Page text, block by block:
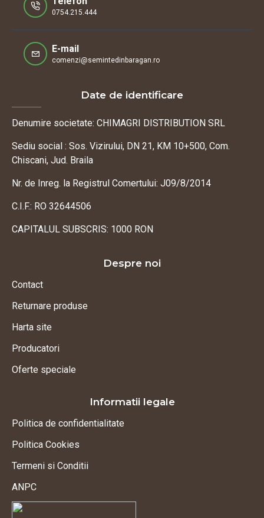
0754.215.444
E-mail
comenzi@semintedinbaragan.ro
Date de identificare
Denumire societate: CHIMAGRI DISTRIBUTION SRL
Sediu social : Sos. Vizirului, DN 21, KM 10+500, Com.
Chiscani, Jud. Braila
Nr. de Inreg. la Registrul Comertului: J09/8/2014
C.I.F.: RO 32644506
CAPITALUL SUBSCRIS: 1000 RON
Despre noi
Contact
Returnare produse
Harta site
Producatori
Oferte speciale
Informatii legale
Politica de confidentialitate
Politica Cookies
Termeni si Conditii
ANPC